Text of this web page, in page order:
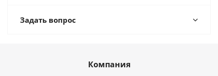
Задать вопрос
Компания